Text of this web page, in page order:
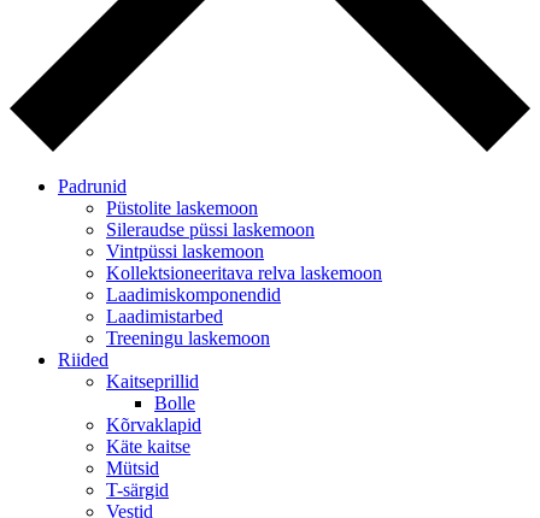
Padrunid
Püstolite laskemoon
Sileraudse püssi laskemoon
Vintpüssi laskemoon
Kollektsioneeritava relva laskemoon
Laadimiskomponendid
Laadimistarbed
Treeningu laskemoon
Riided
Kaitseprillid
Bolle
Kõrvaklapid
Käte kaitse
Mütsid
T-särgid
Vestid